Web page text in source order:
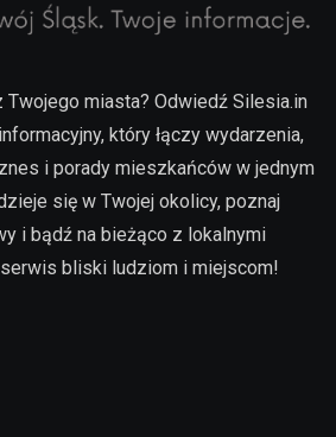
miasta? Odwiedź Silesia.in
który łączy wydarzenia,
i porady mieszkańców w jednym
się w Twojej okolicy, poznaj
i bądź na bieżąco z lokalnymi
bliski ludziom i miejscom!